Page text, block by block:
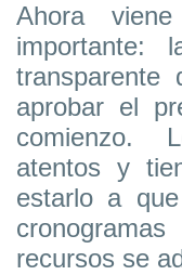
Ahora
importante:
transparente
aprobar el
comienzo.
atentos y
estarlo a
recursos se